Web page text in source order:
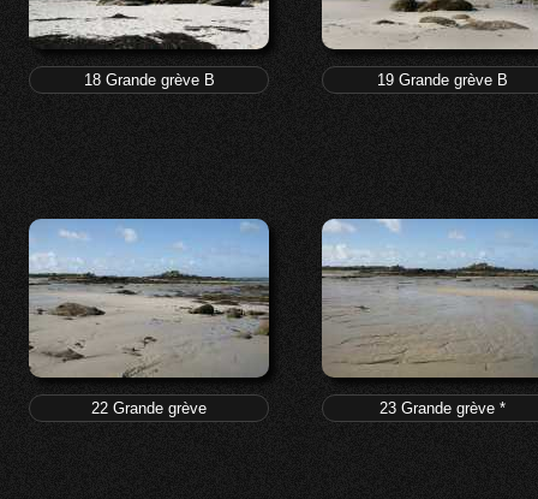
18 Grande grève B 19 Grande grève B
22 Grande grève 23 Grande grève *